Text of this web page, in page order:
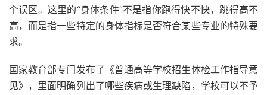
个误区。这里的“身体条件”不是指你跑得快不快，跳得高不
高，而是指一些特定的身体指标是否符合某些专业的特殊要
求。
国家教育部专门发布了《普通高等学校招生体检工作指导意
见》，里面明确列出了哪些疾病或生理缺陷，学校可以不予